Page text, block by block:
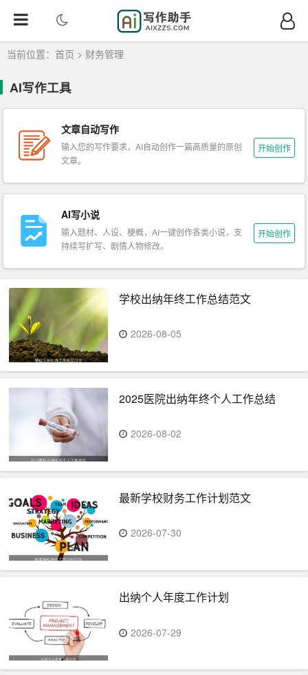
当前位置： 首页 > 财务管理
AI写作工具
文章自动写作
输入您的写作要求，AI自动创作一篇高质量的原创
文章。
开始创作
AI写小说
输入题材、人设、梗概，AI一键创作各类小说，支
持续写扩写、剧情人物修改。
开始创作
学校出纳年终工作总结范文
2026-08-05
2025医院出纳年终个人工作总结
2026-08-02
最新学校财务工作计划范文
2026-07-30
出纳个人年度工作计划
2026-07-29